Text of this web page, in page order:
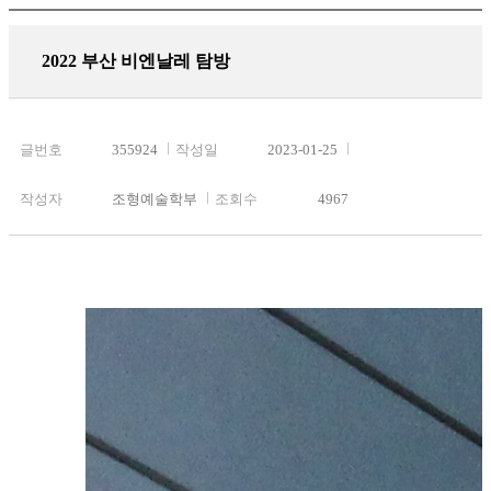
2022 부산 비엔날레 탐방
글번호 355924 작성일 2023-01-25
작성자 조형예술학부 조회수 4967